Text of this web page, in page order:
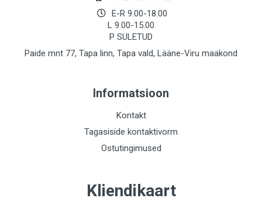
E-R 9.00-18.00
L 9.00-15.00
P SULETUD
Paide mnt 77, Tapa linn, Tapa vald, Lääne-Viru maakond
Informatsioon
Kontakt
Tagasiside kontaktivorm
Ostutingimused
Kliendikaart